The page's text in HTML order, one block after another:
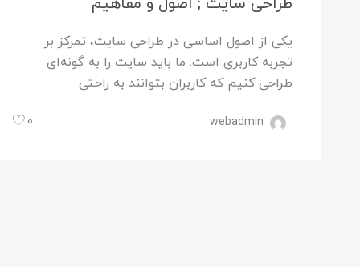
یکی از اصول اساسی در طراحی سایت، تمرکز بر
تجربه کاربری است. ما باید سایت را به گونه‌ای
طراحی کنیم که کاربران بتوانند به راحتی
webadmin
0